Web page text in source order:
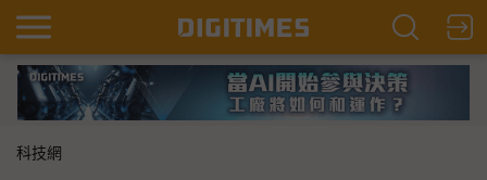
科技網